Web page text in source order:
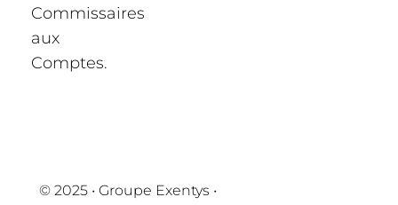
Commissaires
aux
Comptes.
© 2025 • Groupe Exentys •